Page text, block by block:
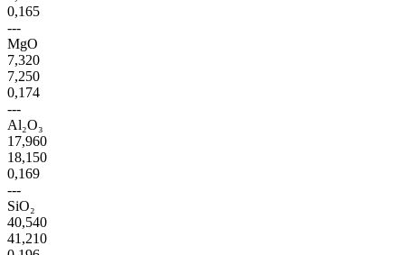
0,165
---
MgO
7,320
7,250
0,174
---
Al₂O₃
17,960
18,150
0,169
---
SiO₂
40,540
41,210